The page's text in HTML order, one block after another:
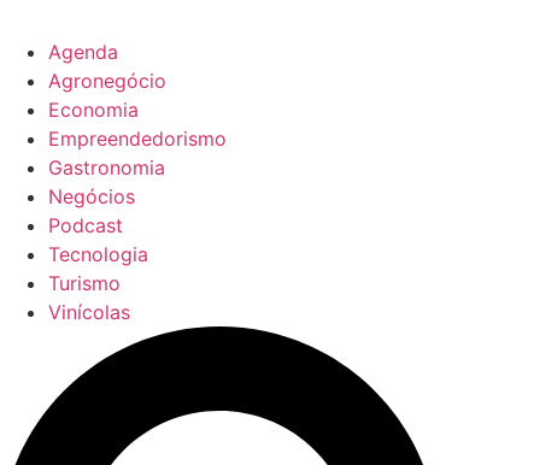
Agenda
Agronegócio
Economia
Empreendedorismo
Gastronomia
Negócios
Podcast
Tecnologia
Turismo
Vinícolas